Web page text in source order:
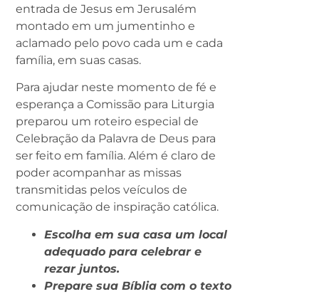
entrada de Jesus em Jerusalém
montado em um jumentinho e
aclamado pelo povo cada um e cada
família, em suas casas.
Para ajudar neste momento de fé e
esperança a Comissão para Liturgia
preparou um roteiro especial de
Celebração da Palavra de Deus para
ser feito em família. Além é claro de
poder acompanhar as missas
transmitidas pelos veículos de
comunicação de inspiração católica.
Escolha em sua casa um local
adequado para celebrar e
rezar juntos.
Prepare sua Bíblia com o texto